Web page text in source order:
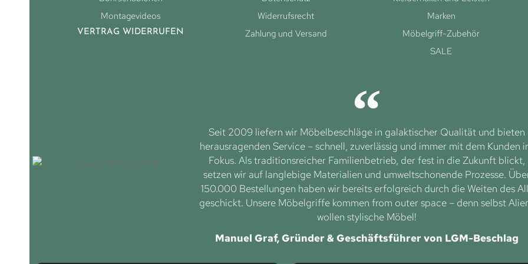
Montagevideos
VERTRAG WIDERRUFEN
Widerrufsrecht
Zahlung und Versand
Marken
Möbelgriff-Zubehör
SALE
Seit 2009 liefern wir Möbelbeschläge in galaktischer Qualität und bieten
herausragenden Service – schnell, zuverlässig und immer mit dem Kunden
Fokus. Als traditionsreicher Familienbetrieb, der fest in die Zukunft blickt,
setzen wir auf langlebige Materialien und umweltschonende Prozesse.
150.000 Bestellungen haben wir bereits erfolgreich durch die Weiten des
geschickt. Unsere Möbelgriffe kommen from outer space – denn selbst
wollen stylische Möbel!
Manuel Graf, Gründer & Geschäftsführer von LGM-Beschlag